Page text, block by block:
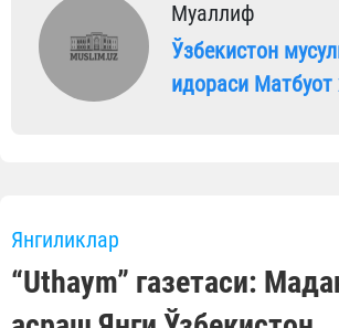
Муаллиф
Ўзбекистон
идораси Матбуот
Янгиликлар
“Uthaym” газетаси: